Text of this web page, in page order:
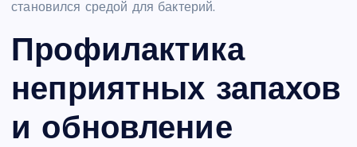
становился средой для бактерий.
Профилактика
неприятных запахов
и обновление